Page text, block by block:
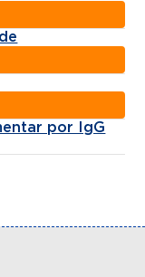
por IgG